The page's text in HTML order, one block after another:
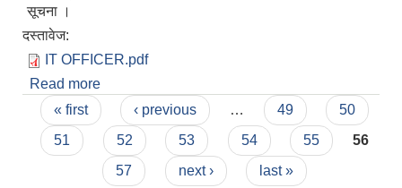
सूचना ।
दस्तावेज:
IT OFFICER.pdf
Read more
आह्‍वान गरिएको सूचना ।
Pages
« first ‹ previous … 49
50
51
52 53 54 55
56
57
next › last »